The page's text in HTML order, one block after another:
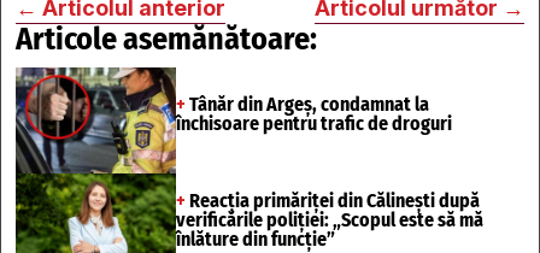
← Articolul anterior Articolul următor →
Articole asemănătoare:
+ Tânăr din Argeș, condamnat la
închisoare pentru trafic de droguri
+ Reacția primăriței din Călinești după
verificările poliției: „Scopul este să mă
înlăture din funcție”